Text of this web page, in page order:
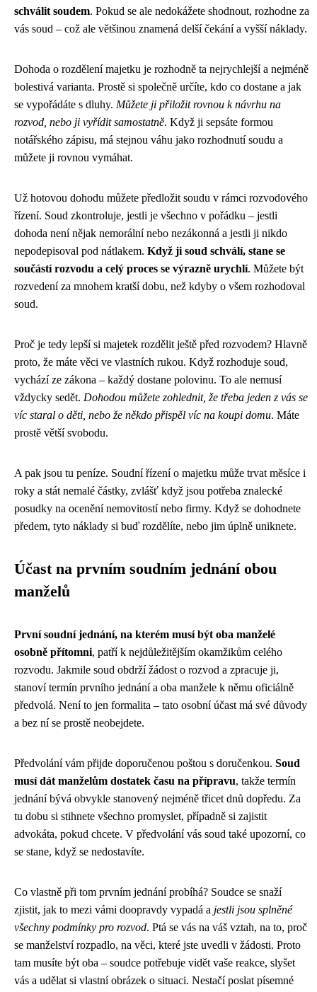
schválit soudem. Pokud se ale nedokážete shodnout, rozhodne za
vás soud – což ale většinou znamená delší čekání a vyšší náklady.
Dohoda o rozdělení majetku je rozhodně ta nejrychlejší a nejméně
bolestivá varianta. Prostě si společně určíte, kdo co dostane a jak
se vypořádáte s dluhy. Můžete ji přiložit rovnou k návrhu na
rozvod, nebo ji vyřídit samostatně. Když ji sepsáte formou
notářského zápisu, má stejnou váhu jako rozhodnutí soudu a
můžete ji rovnou vymáhat.
Už hotovou dohodu můžete předložit soudu v rámci rozvodového
řízení. Soud zkontroluje, jestli je všechno v pořádku – jestli
dohoda není nějak nemorální nebo nezákonná a jestli ji nikdo
nepodepisoval pod nátlakem. Když ji soud schválí, stane se
součástí rozvodu a celý proces se výrazně urychlí. Můžete být
rozvedení za mnohem kratší dobu, než kdyby o všem rozhodoval
soud.
Proč je tedy lepší si majetek rozdělit ještě před rozvodem? Hlavně
proto, že máte věci ve vlastních rukou. Když rozhoduje soud,
vychází ze zákona – každý dostane polovinu. To ale nemusí
vždycky sedět. Dohodou můžete zohlednit, že třeba jeden z vás se
víc staral o děti, nebo že někdo přispěl víc na koupi domu. Máte
prostě větší svobodu.
A pak jsou tu peníze. Soudní řízení o majetku může trvat měsíce i
roky a stát nemalé částky, zvlášť když jsou potřeba znalecké
posudky na ocenění nemovitostí nebo firmy. Když se dohodnete
předem, tyto náklady si buď rozdělíte, nebo jim úplně uniknete.
Účast na prvním soudním jednání obou
manželů
První soudní jednání, na kterém musí být oba manželé
osobně přítomni, patří k nejdůležitějším okamžikům celého
rozvodu. Jakmile soud obdrží žádost o rozvod a zpracuje ji,
stanoví termín prvního jednání a oba manžele k němu oficiálně
předvolá. Není to jen formalita – tato osobní účast má své důvody
a bez ní se prostě neobejdete.
Předvolání vám přijde doporučenou poštou s doručenkou. Soud
musí dát manželům dostatek času na přípravu, takže termín
jednání bývá obvykle stanovený nejméně třicet dnů dopředu. Za
tu dobu si stihnete všechno promyslet, případně si zajistit
advokáta, pokud chcete. V předvolání vás soud také upozorní, co
se stane, když se nedostavíte.
Co vlastně při tom prvním jednání probíhá? Soudce se snaží
zjistit, jak to mezi vámi doopravdy vypadá a jestli jsou splněné
všechny podmínky pro rozvod. Ptá se vás na váš vztah, na to, proč
se manželství rozpadlo, na věci, které jste uvedli v žádosti. Proto
tam musíte být oba – soudce potřebuje vidět vaše reakce, slyšet
vás a udělat si vlastní obrázek o situaci. Nestačí poslat písemné